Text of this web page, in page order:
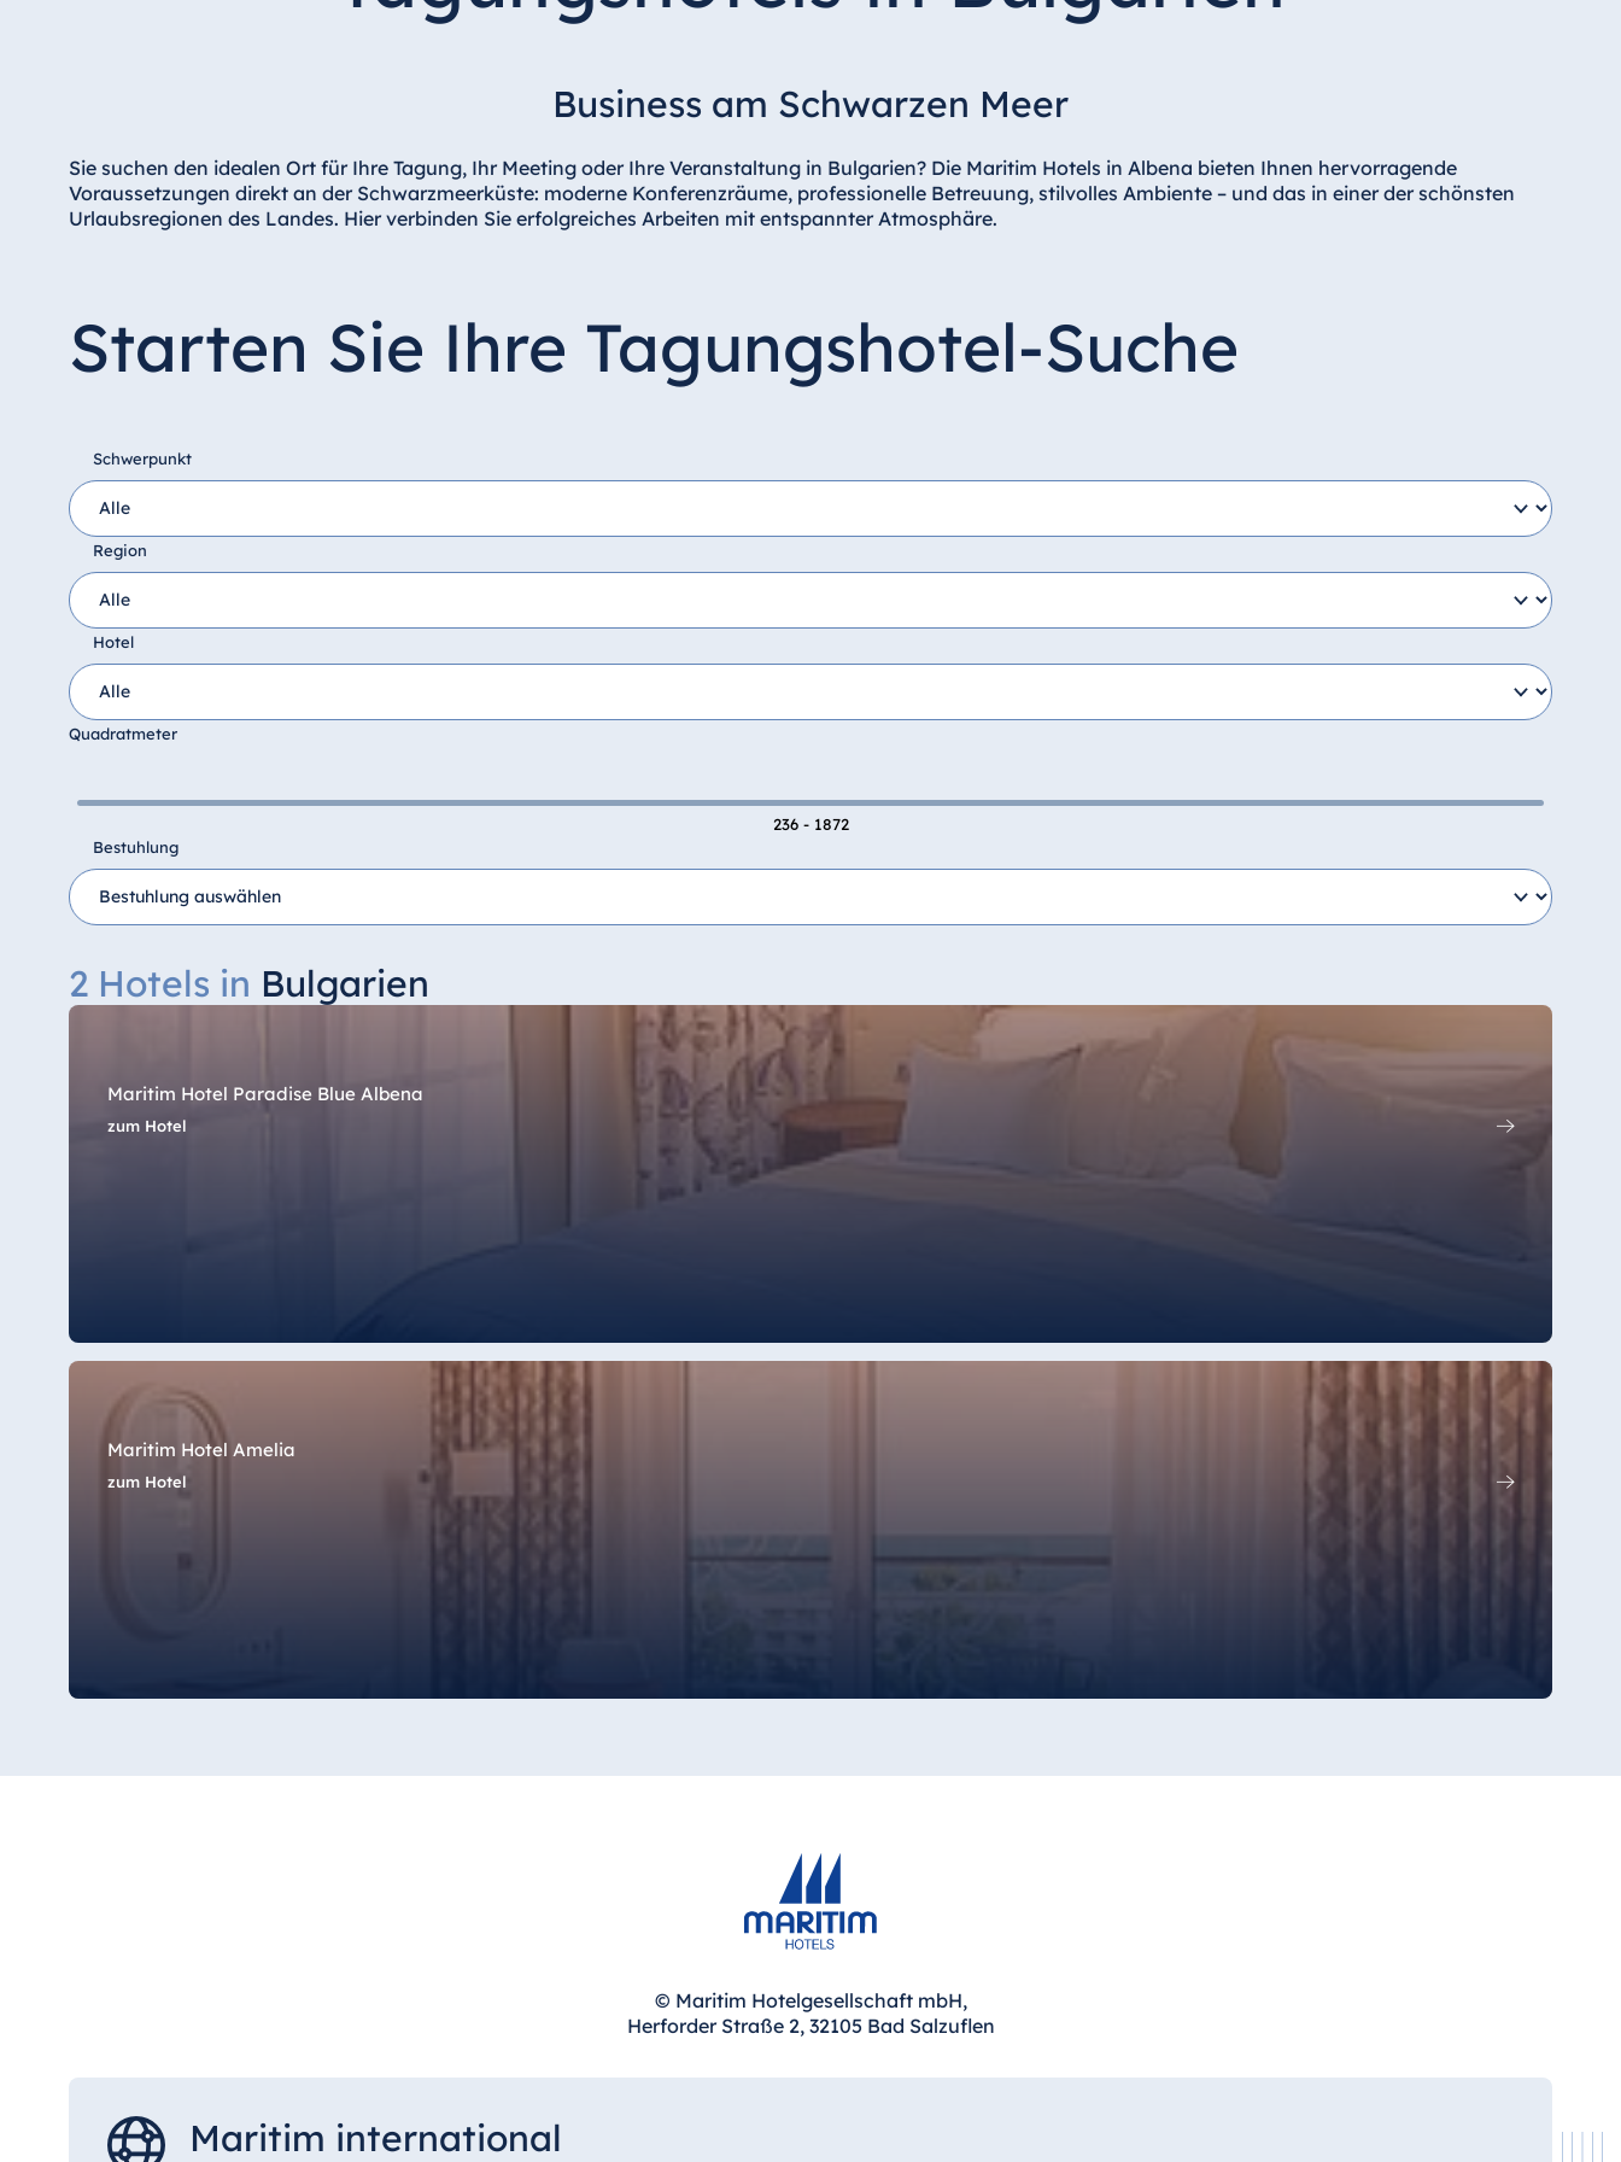
Hotel am Schlossgarten Fulda
Hotel Köln
Hotel Königswinter
Hotel Magdeburg
Seehotel Timmendorfer Strand
Hotel Ulm
Hotel Würzburg
Hotel Plaza Tirana
Resort Marina Bay
Bulgarien
Hotel Amelia
Italien
Resort Calabria
Mauritius
Business am Schwarzen Meer
Sie suchen den idealen Ort für Ihre Tagung, Ihr Meeting oder Ihre Veranstaltung in Bulgarien? Die Maritim Hotels in Albena bieten Ihnen hervorragende
Voraussetzungen direkt an der Schwarzmeerküste: moderne Konferenzräume, professionelle Betreuung, stilvolles Ambiente – und das in einer der schönsten
Urlaubsregionen des Landes. Hier verbinden Sie erfolgreiches Arbeiten mit entspannter Atmosphäre.
Starten Sie Ihre Tagungshotel-Suche
Schwerpunkt
Region
Hotel
Quadratmeter
236 - 1872
Bestuhlung
2 Hotels in Bulgarien
Maritim Hotel Paradise Blue Albena
zum Hotel
Maritim Hotel Amelia
zum Hotel
© Maritim Hotelgesellschaft mbH,
Herforder Straße 2, 32105 Bad Salzuflen
Maritim international